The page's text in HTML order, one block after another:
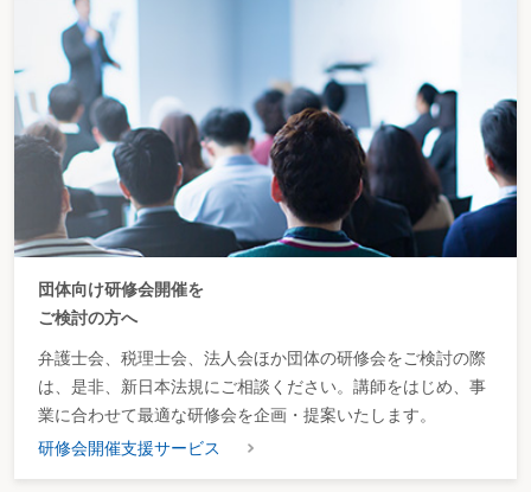
団体向け研修会開催を
ご検討の方へ
弁護士会、税理士会、法人会ほか団体の研修会をご検討の際
は、是非、新日本法規にご相談ください。講師をはじめ、事
業に合わせて最適な研修会を企画・提案いたします。
研修会開催支援サービス